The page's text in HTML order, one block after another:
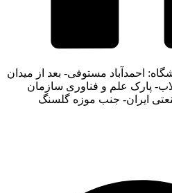
احمدآباد مستوفی- بعد از میدان
پارک علم و فناوری سازمان
ایران- جنب موزه گلسنگ